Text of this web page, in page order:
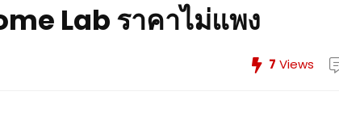
Lab ราคาไม่แพง
7 Views